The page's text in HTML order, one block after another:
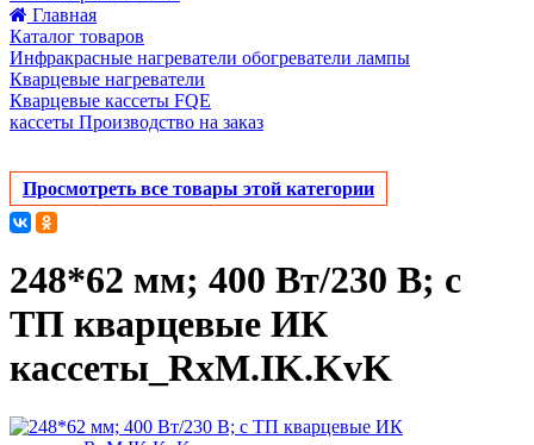
Главная
Каталог товаров
Инфракрасные нагреватели обогреватели лампы
Кварцевые нагреватели
Кварцевые кассеты FQE
кассеты Производство на заказ
Просмотреть все товары этой категории
248*62 мм; 400 Вт/230 В; с
ТП кварцевые ИК
кассеты_RxM.IK.KvK